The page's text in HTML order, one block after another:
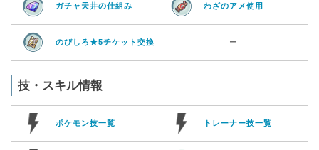
ガチャ天井の仕組み わざのアメ使用
のびしろ★5チケット交換 ー
技・スキル情報
ポケモン技一覧 トレーナー技一覧